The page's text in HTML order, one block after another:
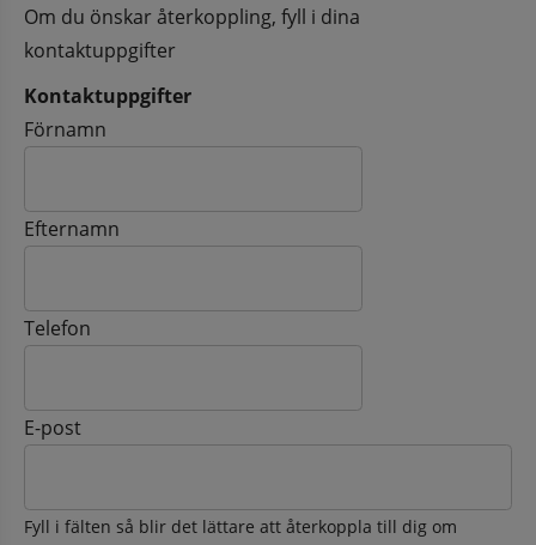
Om du önskar återkoppling, fyll i dina
kontaktuppgifter
Kontaktuppgifter
Kontaktuppgifter
Förnamn
Efternamn
Telefon
E-post
Fyll i fälten så blir det lättare att återkoppla till dig om